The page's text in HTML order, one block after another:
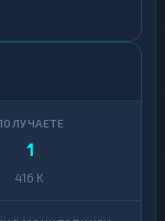
1
416 K